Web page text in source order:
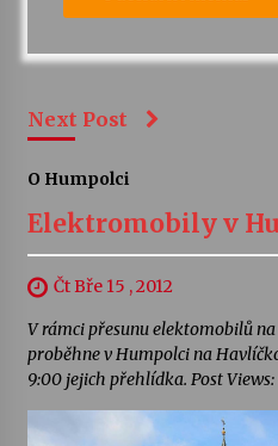
Next Post
O Humpolci
Elektromobily v
Čt Bře 15 , 2012
V rámci přesunu elektomobilů
proběhne v Humpolci na
9:00 jejich přehlídka. Post Views: